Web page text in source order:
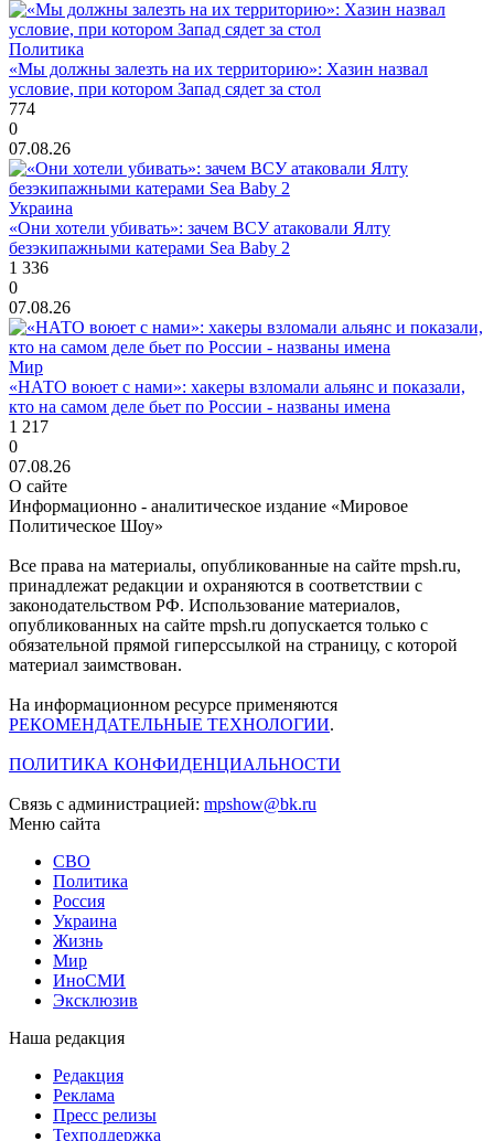
Политика
«Мы должны залезть на их территорию»: Хазин назвал
условие, при котором Запад сядет за стол
774
0
07.08.26
Украина
«Они хотели убивать»: зачем ВСУ атаковали Ялту
безэкипажными катерами Sea Baby 2
1 336
0
07.08.26
Мир
«НАТО воюет с нами»: хакеры взломали альянс и показали,
кто на самом деле бьет по России - названы имена
1 217
0
07.08.26
О сайте
Информационно - аналитическое издание «Мировое
Политическое Шоу»
Все права на материалы, опубликованные на сайте mpsh.ru,
принадлежат редакции и охраняются в соответствии с
законодательством РФ. Использование материалов,
опубликованных на сайте mpsh.ru допускается только с
обязательной прямой гиперссылкой на страницу, с которой
материал заимствован.
На информационном ресурсе применяются
РЕКОМЕНДАТЕЛЬНЫЕ ТЕХНОЛОГИИ.
ПОЛИТИКА КОНФИДЕНЦИАЛЬНОСТИ
Связь с администрацией: mpshow@bk.ru
Меню сайта
СВО
Политика
Россия
Украина
Жизнь
Мир
ИноСМИ
Эксклюзив
Наша редакция
Редакция
Реклама
Пресс релизы
Техподдержка